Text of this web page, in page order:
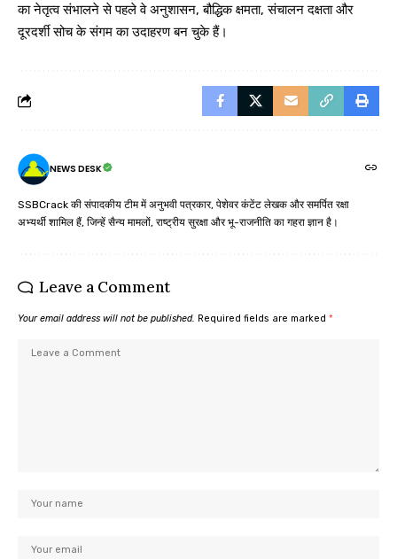
का नेतृत्व संभालने से पहले वे अनुशासन, बौद्धिक क्षमता, संचालन दक्षता और
दूरदर्शी सोच के संगम का उदाहरण बन चुके हैं।
NEWS DESK
SSBCrack की संपादकीय टीम में अनुभवी पत्रकार, पेशेवर कंटेंट लेखक और समर्पित रक्षा
अभ्यर्थी शामिल हैं, जिन्हें सैन्य मामलों, राष्ट्रीय सुरक्षा और भू-राजनीति का गहरा ज्ञान है।
Leave a Comment
Your email address will not be published. Required fields are marked *